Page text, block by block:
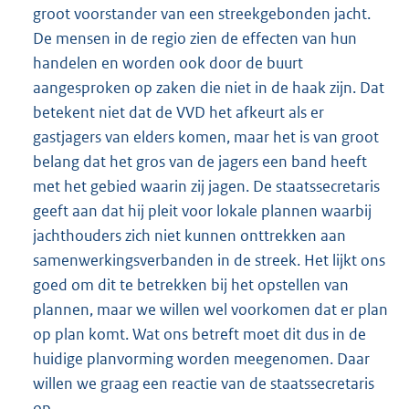
groot voorstander van een streekgebonden jacht.
De mensen in de regio zien de effecten van hun
handelen en worden ook door de buurt
aangesproken op zaken die niet in de haak zijn. Dat
betekent niet dat de VVD het afkeurt als er
gastjagers van elders komen, maar het is van groot
belang dat het gros van de jagers een band heeft
met het gebied waarin zij jagen. De staatssecretaris
geeft aan dat hij pleit voor lokale plannen waarbij
jachthouders zich niet kunnen onttrekken aan
samenwerkingsverbanden in de streek. Het lijkt ons
goed om dit te betrekken bij het opstellen van
plannen, maar we willen wel voorkomen dat er plan
op plan komt. Wat ons betreft moet dit dus in de
huidige planvorming worden meegenomen. Daar
willen we graag een reactie van de staatssecretaris